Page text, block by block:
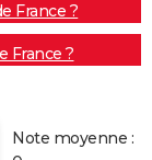
France ?
France ?
Note moyenne :